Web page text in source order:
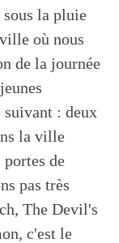
la pluie
où nous
de la journée
: deux
la ville
de
pas très
The Devil's
c'est le